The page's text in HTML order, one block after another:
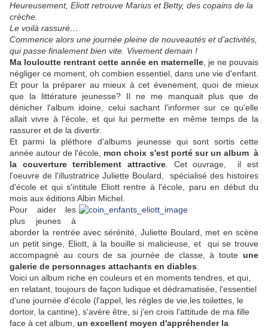
Heureusement, Eliott retrouve Marius et Betty, des copains de la
crèche.
Le voilà rassuré…
Commence alors une journée pleine de nouveautés et d’activités,
qui passe finalement bien vite. Vivement demain !
Ma louloutte rentrant cette année en maternelle , je ne pouvais
négliger ce moment, oh combien essentiel, dans une vie d'enfant.
Et pour la préparer au mieux à cet évenement, quoi de mieux
que la littérature jeunesse? Il ne me manquait plus que de
dénicher l'album idoine, celui sachant l'informer sur ce qu'elle
allait vivre à l'école, et qui lui permette en même temps de la
rassurer et de la divertir.
Et parmi la pléthore d'albums jeunesse qui sont sortis cette
année autour de l'école, mon choix s'est porté sur un album à
la couverture terriblement attractive. Cet ouvrage, il est
l'oeuvre de l'illustratrice Juliette Boulard, spécialisé des histoires
d'école et qui s'intitule Eliott rentre à l'école, paru en début du
mois aux éditions Albin Michel.
Pour aider les
plus jeunes à
aborder la rentrée avec sérénité, Juliette Boulard, met en scène
un petit singe, Eliott, à la bouille si malicieuse, et qui se trouve
accompagné au cours de sa journée de classe, à toute une
galerie de personnages attachants en diables
Voici un album riche en couleurs et en moments tendres, et qui,
en relatant, toujours de façon ludique et dédramatisée, l'essentiel
d'une journée d'école (l'appel, les régles de vie,les toilettes, le
dortoir, la cantine), s'avère être, si j'en crois l'attitude de ma fille
face à cet album, un excellent moyen d'appréhender la